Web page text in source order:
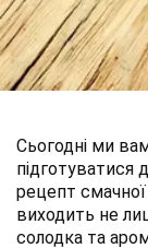
Сьогодні ми
підготуватися
рецепт смачної
виходить не
солодка та